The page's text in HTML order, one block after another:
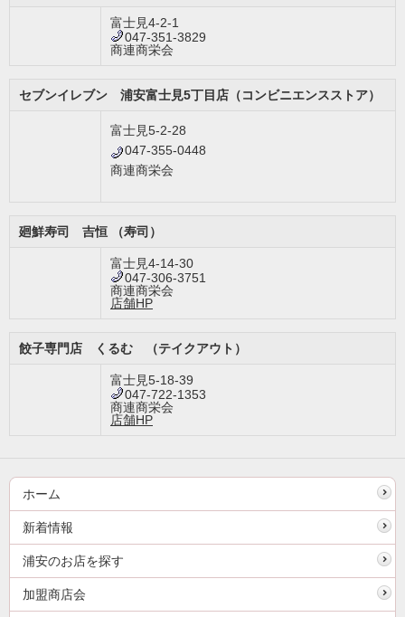
富士見4-2-1
047-351-3829
商連商栄会
セブンイレブン 浦安富士見5丁目店（コンビニエンスストア）
富士見5-2-28
047-355-0448
商連商栄会
廻鮮寿司 吉恒 （寿司）
富士見4-14-30
047-306-3751
商連商栄会
店舗HP
餃子専門店 くるむ （テイクアウト）
富士見5-18-39
047-722-1353
商連商栄会
店舗HP
ホーム
新着情報
浦安のお店を探す
加盟商店会